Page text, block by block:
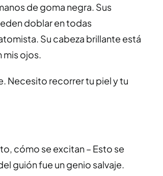
de goma negra. Sus
doblar en todas
Su cabeza brillante está
mis ojos.
Necesito recorrer tu piel y tu
cómo se excitan – Esto se
guión fue un genio salvaje.